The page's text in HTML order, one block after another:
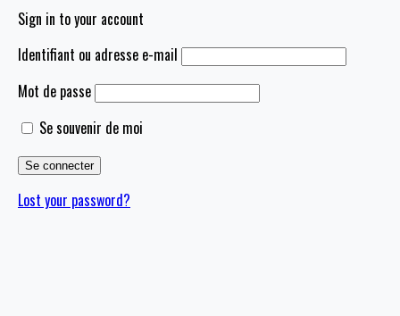
Sign in to your account
Identifiant ou adresse e-mail
Mot de passe
Se souvenir de moi
Lost your password?